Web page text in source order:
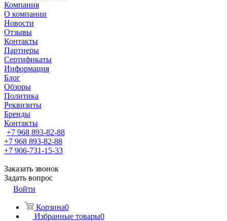
Компания
О компании
Новости
Отзывы
Контакты
Партнеры
Сертификаты
Информация
Блог
Обзоры
Политика
Реквизиты
Бренды
Контакты
+7 968 893-82-88
+7 968 893-82-88
+7 906-731-15-33
Заказать звонок
Задать вопрос
Войти
Корзина0
Избранные товары0